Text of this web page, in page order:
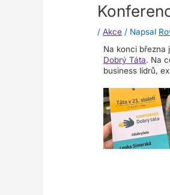
/Akce / Napsal
Na konci března
Dobrý Táta. Na
business lídrů,